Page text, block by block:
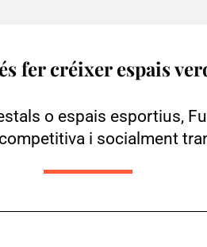
fer créixer espais
o espais esportius,
i socialment